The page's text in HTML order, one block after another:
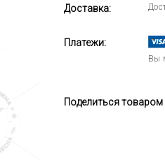
Доставка:
Платежи:
Вы
Поделиться товаром